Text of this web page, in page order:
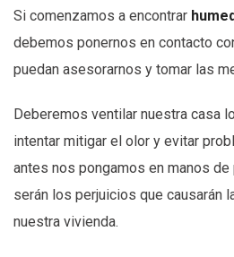
Si comenzamos a encontrar
debemos ponernos en contacto
puedan asesorarnos y tomar las
Deberemos ventilar nuestra casa
intentar mitigar el olor y evitar
antes nos pongamos en manos
serán los perjuicios que causarán
nuestra vivienda.